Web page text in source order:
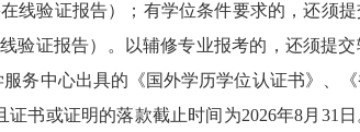
线验证报告）；有学位条件要求的，还须
验证报告）。以辅修专业报考的，还须提
务中心出具的《国外学历学位认证书》、
书或证明的落款截止时间为2026年8月31